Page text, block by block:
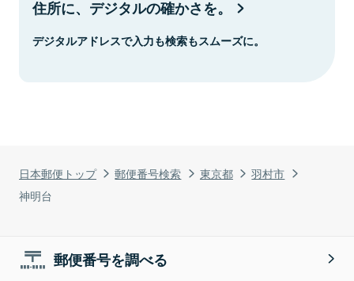
日本郵便トップ 郵便番号検索 東京都
羽村市
神明台
住所に、デジタルの確かさを。
デジタルアドレスで入力も検索もスムーズに。
郵便番号を調べる